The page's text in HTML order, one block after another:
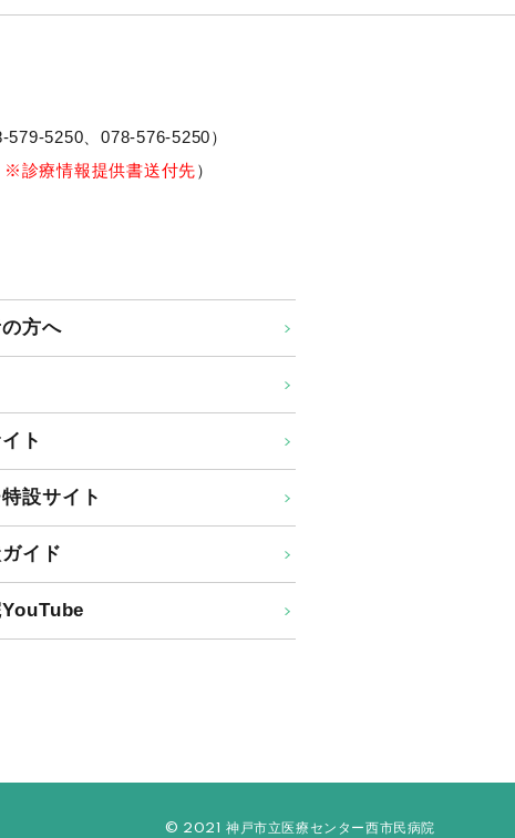
5250、 078-576-5250）
※診療情報提供書送付先）
方へ
ト
設サイト
イド
© 2021 神戸市立医療センター西市民病院